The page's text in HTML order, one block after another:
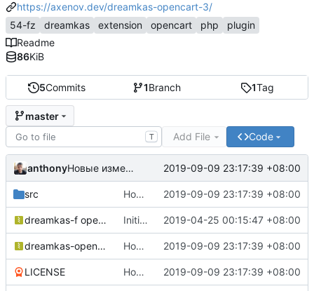
5Commits 1Branch 1Tag
master
T Add File Code
anthony Новые изменения в модуле - отображение статуса фискализации. Весь базовый функционал должен работать. Важные изменения в README + LICENSE 2019-09-09 23:17:39 +08:00
src Новые изменения в модуле - отображение статуса фискализации. Весь базовый функционал должен работать. Важные изменения в README + LICENSE 2019-09-09 23:17:39 +08:00
dreamkas-f opencart.ocmod.zip Initial commit 2019-04-25 00:15:47 +08:00
dreamkas-opencart-3.ocmod.zip Новые изменения в модуле - отображение статуса фискализации. Весь базовый функционал должен работать. Важные изменения в README + LICENSE 2019-09-09 23:17:39 +08:00
LICENSE Новые изменения в модуле - отображение статуса фискализации. Весь базовый функционал должен работать. Важные изменения в README + LICENSE 2019-09-09 23:17:39 +08:00
https://axenov.dev/dreamkas-opencart-3/
54-fz
dreamkas extension opencart php
plugin
Readme
86KiB